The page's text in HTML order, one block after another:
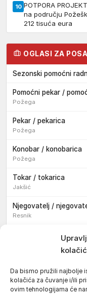
Da bismo pružili najbolje
kolačića za čuvanje i/ili
ovim tehnologijama će
10 POTPORA
na području
212 tisuća eura
OGLASI ZA
Sezonski pomoćni
Pomoćni pekar /
Požega
Pekar / pekarica
Požega
Konobar / konobarica
Požega
Tokar / tokarica
Jakšić
Njegovatelj /
Resnik
Konobar / konobarica
Jakšić
Vozač / vozačica